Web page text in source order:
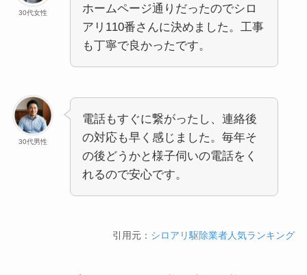
30代女性
ホームページ通りだったのでシロ
アリ110番さんに決めました。工事
も丁寧で良かったです。
30代男性
電話もすぐに繋がったし、連絡後
の対応も早く感じました。毎年そ
の後どうかと様子伺いの電話をく
れるので安心です。
引用元： シロアリ駆除業者人気ランキング